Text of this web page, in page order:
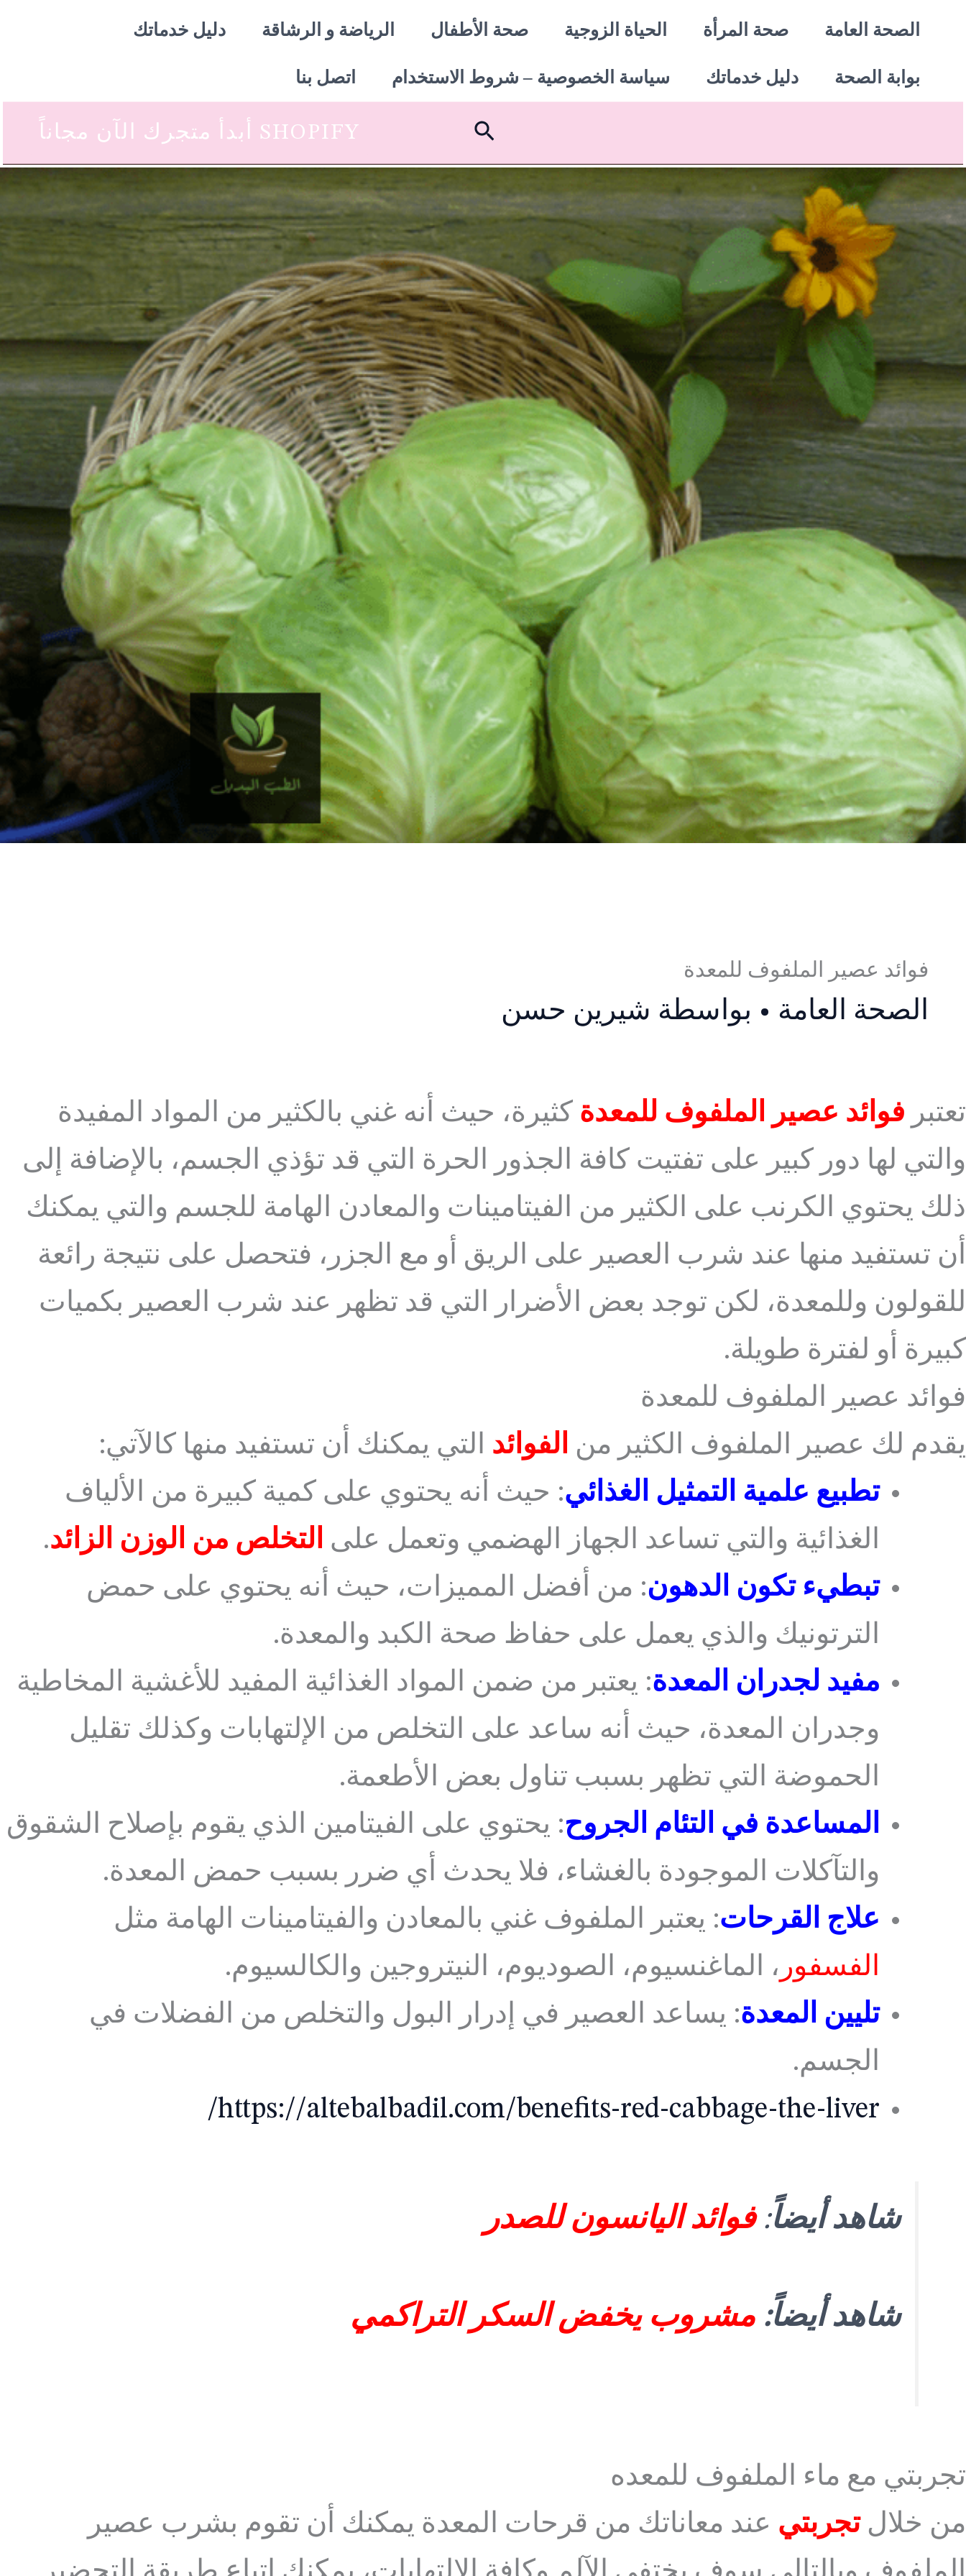
تخطيالصحة العامة صحة المرأة الحياة الزوجية صحة الأطفال الرياضة و الرشاقة دليل خدماتك
بوابة الصحة دليل خدماتك سياسة الخصوصية – شروط الاستخدام اتصل بنا
البحث SHOPIFY أبدأ متجرك الآن مجاناً
فوائد عصير الملفوف للمعدة
الصحة العامة • بواسطة شيرين حسن
تعتبر فوائد عصير الملفوف للمعدة كثيرة، حيث أنه غني بالكثير من المواد المفيدة
والتي لها دور كبير على تفتيت كافة الجذور الحرة التي قد تؤذي الجسم، بالإضافة إلى
ذلك يحتوي الكرنب على الكثير من الفيتامينات والمعادن الهامة للجسم والتي يمكنك
أن تستفيد منها عند شرب العصير على الريق أو مع الجزر، فتحصل على نتيجة رائعة
للقولون وللمعدة، لكن توجد بعض الأضرار التي قد تظهر عند شرب العصير بكميات
كبيرة أو لفترة طويلة.
فوائد عصير الملفوف للمعدة
يقدم لك عصير الملفوف الكثير من الفوائد التي يمكنك أن تستفيد منها كالآتي:
تطبيع علمية التمثيل الغذائي: حيث أنه يحتوي على كمية كبيرة من الألياف
الغذائية والتي تساعد الجهاز الهضمي وتعمل على التخلص من الوزن الزائد.
تبطيء تكون الدهون: من أفضل المميزات، حيث أنه يحتوي على حمض
الترتونيك والذي يعمل على حفاظ صحة الكبد والمعدة.
مفيد لجدران المعدة: يعتبر من ضمن المواد الغذائية المفيد للأغشية المخاطية
وجدران المعدة، حيث أنه ساعد على التخلص من الإلتهابات وكذلك تقليل
الحموضة التي تظهر بسبب تناول بعض الأطعمة.
المساعدة في التئام الجروح: يحتوي على الفيتامين الذي يقوم بإصلاح الشقوق
والتآكلات الموجودة بالغشاء، فلا يحدث أي ضرر بسبب حمض المعدة.
علاج القرحات: يعتبر الملفوف غني بالمعادن والفيتامينات الهامة مثل
الفسفور ، الماغنسيوم، الصوديوم، النيتروجين والكالسيوم.
تليين المعدة: يساعد العصير في إدرار البول والتخلص من الفضلات في
الجسم.
https://altebalbadil.com/benefits-red-cabbage-the-liver/
شاهد أيضاً:فوائد اليانسون للصدر
شاهد أيضاً: مشروب يخفض السكر التراكمي
تجربتي مع ماء الملفوف للمعده
من خلالتجربتي عند معاناتك من قرحات المعدة يمكنك أن تقوم بشرب عصير